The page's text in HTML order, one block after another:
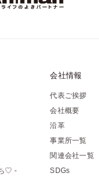
♡ -
会社情報
代表ご挨拶
会社概要
沿革
事業所一覧
関連会社一覧
SDGs